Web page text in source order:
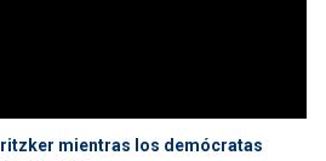
mientras los demócratas